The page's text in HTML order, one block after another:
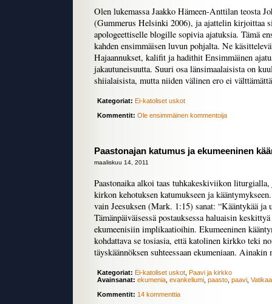
Olen lukemassa Jaakko Hämeen-Anttilan teosta
(Gummerus Helsinki 2006), ja ajattelin kirjoittaa
apologeettiselle blogille sopivia ajatuksia. Tämä
kahden ensimmäisen luvun pohjalta. Ne
Hajaannukset, kalifit ja hadithit Ensimmäinen
jakautuneisuutta. Suuri osa länsimaalaisista on
shiialaisista, mutta niiden välinen ero ei
Kategoriat: Ei-katoliset uskot
Kommentit: Ole ensimmäinen kommentoija
Paastonajan katumus ja ekumeeninen
maaliskuu 14, 2011
Paastonaika alkoi taas tuhkakeskiviikon
kirkon kehotuksen katumukseen ja
vain Jeesuksen (Mark. 1:15) sanat: “Kääntykää ja
Tämänpäiväisessä postauksessa haluaisin
ekumeenisiin implikaatioihin. Ekumeeninen
kohdattava se tosiasia, että katolinen kirkko teki
täyskäännöksen suhteessaan ekumeniaan.
Kategoriat: Ei-katoliset uskot Paavi ja kirkko
Avainsanat: ekumenia evankeliumi paasto paavi
Kommentit: 14 kommenttia